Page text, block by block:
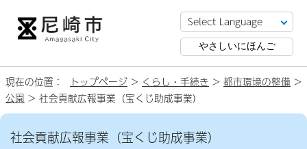
やさしいにほんご
現在の位置： トップページ > くらし・手続き > 都市環境の整備 >
公園 > 社会貢献広報事業（宝くじ助成事業）
社会貢献広報事業（宝くじ助成事業）